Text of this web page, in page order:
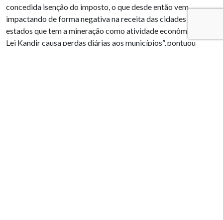
concedida isenção do imposto, o que desde então vem
impactando de forma negativa na receita das cidades e
estados que tem a mineração como atividade econômica. “A
Lei Kandir causa perdas diárias aos municípios”, pontuou